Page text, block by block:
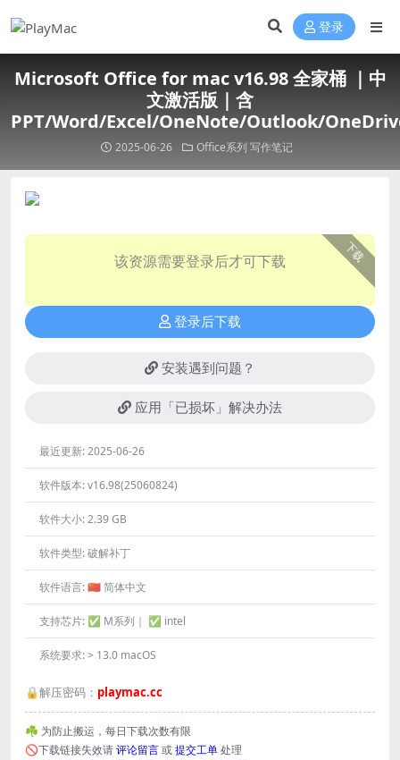
登录
Microsoft Office for mac v16.98 全家桶 ｜中
文激活版｜含
PPT/Word/Excel/OneNote/Outlook/
2025-06-26 Office系列 写作笔记
下载
该资源需要登录后才可下载
登录后下载
安装遇到问题？
应用「已损坏」解决办法
最近更新:2025-06-26
软件版本:v16.98(25060824)
软件大小:2.39 GB
软件类型:破解补丁
软件语言:🇨🇳 简体中文
支持芯片: ✅ M系列｜ ✅ intel
系统要求:> 13.0 macOS
🔒解压密码： playmac.cc
☘️ 为防止搬运，每日下载次数有限
🚫下载链接失效请评论留言或提交工单处理